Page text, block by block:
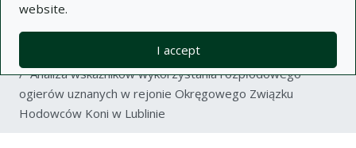
website.
I accept
in Lublin
Analiza wskaźników wykorzystania rozpłodowego
ogierów uznanych w rejonie Okręgowego Związku
Hodowców Koni w Lublinie